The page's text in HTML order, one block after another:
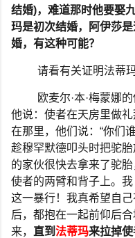
结婚)，难道那时他要娶
玛是初次结婚，阿伊莎
婚，有这种可能？
请看有关证明法蒂
欧麦尔·本·梅蒙娜
他说：使者在天房里做
在那里，他们说： “你们
趁穆罕默德叩头时把驼胎
的家伙很快去拿来了驼
使者的两臂和背子上。
这一暴行！我真希望自
后，都抱在一起前仰后
来， 直到 法蒂玛来拉掉